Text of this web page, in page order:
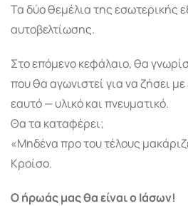
Τα δύο θεμέλια της εσωτερικής
αυτοβελτίωσης.
Στο επόμενο κεφάλαιο, θα
που θα αγωνιστεί για να ζήσει
εαυτό — υλικό και πνευματικό.
Θα τα καταφέρει;
«Μηδένα προ του τέλους
Κροίσο.
Ο ήρωάς μας θα είναι ο Ιάσων!